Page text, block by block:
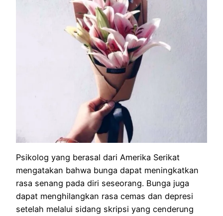
Psikolog yang berasal dari Amerika Serikat
mengatakan bahwa bunga dapat meningkatkan
rasa senang pada diri seseorang. Bunga juga
dapat menghilangkan rasa cemas dan depresi
setelah melalui sidang skripsi yang cenderung